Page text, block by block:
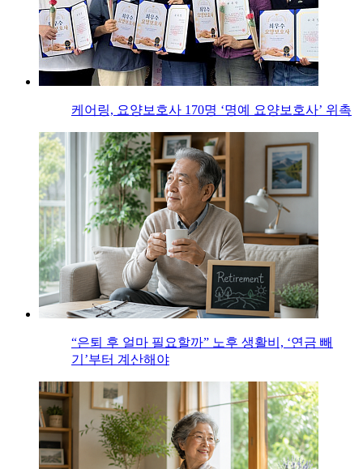
케어링, 요양보호사 170명 ‘명예 요양보호사’ 위촉
“은퇴 후 얼마 필요할까” 노후 생활비, ‘연금 빼
기’부터 계산해야